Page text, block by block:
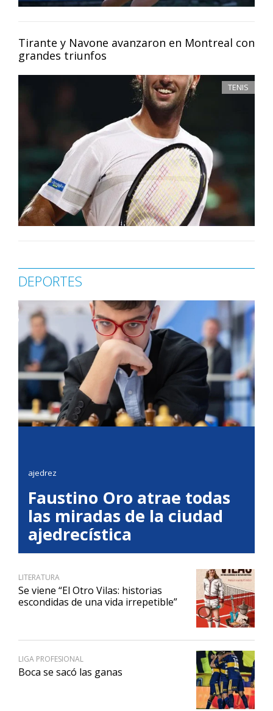
Tirante y Navone avanzaron en Montreal con
grandes triunfos
TENIS
DEPORTES
ajedrez
Faustino Oro atrae todas
las miradas de la ciudad
ajedrecística
LITERATURA
Se viene “El Otro Vilas: historias
escondidas de una vida irrepetible”
LIGA PROFESIONAL
Boca se sacó las ganas